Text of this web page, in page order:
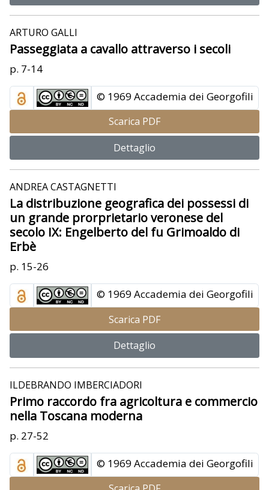
ARTURO GALLI
Passeggiata a cavallo attraverso i secoli
p. 7-14
© 1969 Accademia dei Georgofili
Scarica PDF
Dettaglio
ANDREA CASTAGNETTI
La distribuzione geografica dei possessi di
un grande prorprietario veronese del
secolo IX: Engelberto del fu Grimoaldo di
Erbè
p. 15-26
© 1969 Accademia dei Georgofili
Scarica PDF
Dettaglio
ILDEBRANDO IMBERCIADORI
Primo raccordo fra agricoltura e commercio
nella Toscana moderna
p. 27-52
© 1969 Accademia dei Georgofili